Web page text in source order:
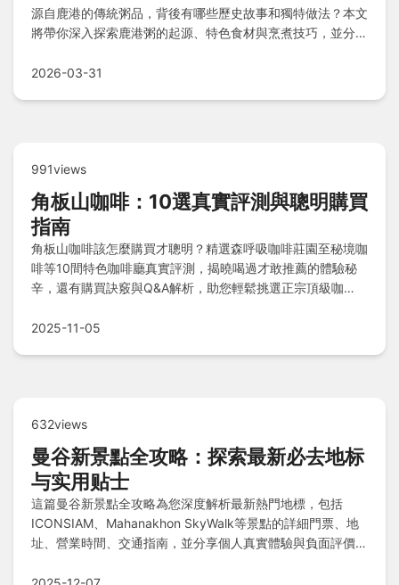
源自鹿港的傳統粥品，背後有哪些歷史故事和獨特做法？本文
將帶你深入探索鹿港粥的起源、特色食材與烹煮技巧，並分享
鹿港粥的熱量分析和適合食用時機，幫助你無論是規劃鹿港之
2026-03-31
991views
角板山咖啡：10選真實評測與聰明購買
指南
角板山咖啡該怎麼購買才聰明？精選森呼吸咖啡莊園至秘境咖
啡等10間特色咖啡廳真實評測，揭曉喝過才敢推薦的體驗秘
辛，還有購買訣竅與Q&A解析，助您輕鬆挑選正宗頂級咖
2025-11-05
632views
曼谷新景點全攻略：探索最新必去地标
与实用贴士
這篇曼谷新景點全攻略為您深度解析最新熱門地標，包括
ICONSIAM、Mahanakhon SkyWalk等景點的詳細門票、地
址、營業時間、交通指南，並分享個人真實體驗與負面評價。